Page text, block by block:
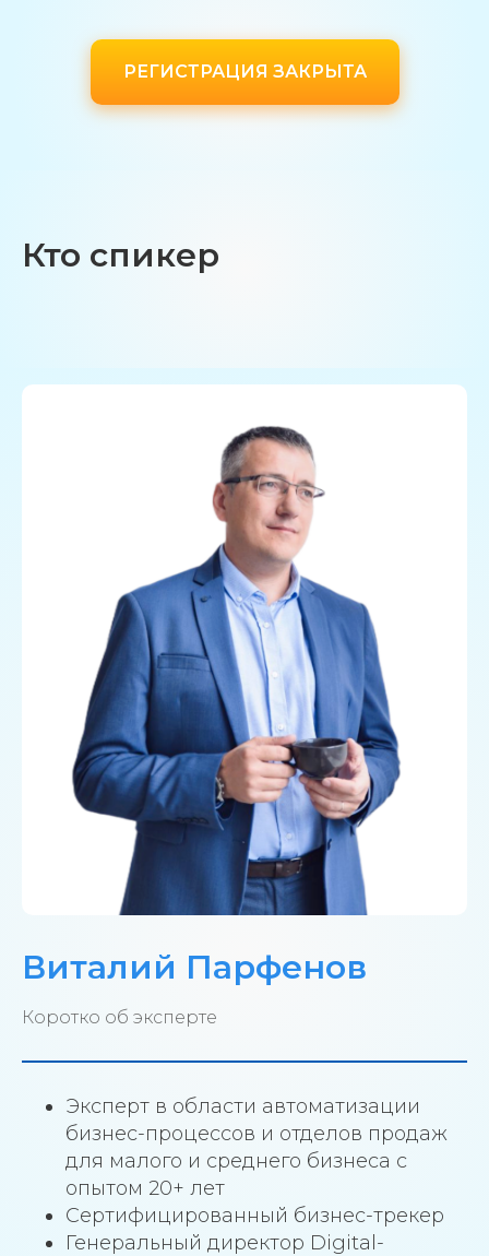
РЕГИСТРАЦИЯ ЗАКРЫТА
Кто спикер
Виталий Парфенов
Коротко об эксперте
Эксперт в области автоматизации
бизнес-процессов и отделов продаж
для малого и среднего бизнеса с
опытом 20+ лет
Сертифицированный бизнес-трекер
Генеральный директор Digital-